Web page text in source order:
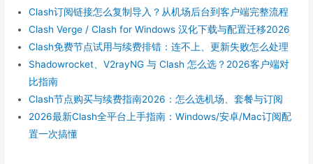
Clash订阅链接怎么复制导入？从机场后台到客户端完整流程
Clash Verge / Clash for Windows 汉化下载与配置迁移2026
Clash免费节点试用与续费排错：连不上、更新失败怎么处理
Shadowrocket、V2rayNG 与 Clash 怎么选？2026客户端对
比指南
Clash节点购买与续费指南2026：怎么选机场、套餐与订阅
2026最新Clash全平台上手指南：Windows/安卓/Mac订阅配
置一次搞懂